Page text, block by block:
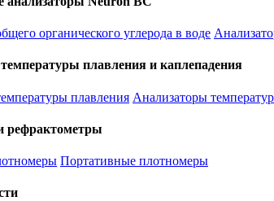
органического углерода в воде
плавления и каплепадения
плавления Анализаторы
рефрактометры
Портативные плотномеры